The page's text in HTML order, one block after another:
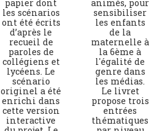
papier dont
les scénarios
ont été écrits
d’après le
recueil de
paroles de
collégiens et
lycéens. Le
scénario
originel a été
enrichi dans
cette version
interactive
animés, pour
sensibiliser
les enfants
de la
maternelle à
la 6ème à
l'égalité de
genre dans
les médias.
Le livret
propose trois
entrées
thématiques